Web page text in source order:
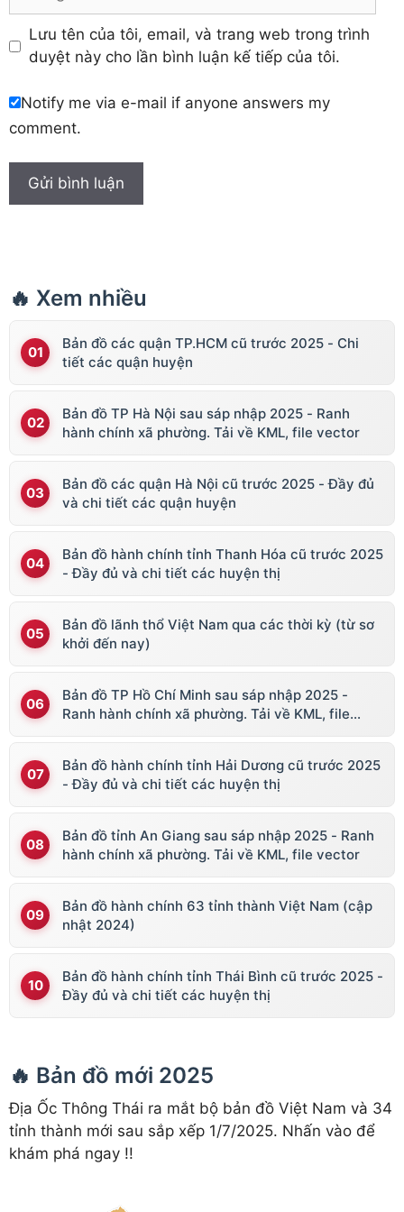
Lưu tên của tôi, email, và trang web trong trình
duyệt này cho lần bình luận kế tiếp của tôi.
Notify me via e-mail if anyone answers my
comment.
🔥 Xem nhiều
Bản đồ các quận TP.HCM cũ trước 2025 - Chi
tiết các quận huyện
Bản đồ TP Hà Nội sau sáp nhập 2025 - Ranh
hành chính xã phường. Tải về KML, file vector
Bản đồ các quận Hà Nội cũ trước 2025 - Đầy đủ
và chi tiết các quận huyện
Bản đồ hành chính tỉnh Thanh Hóa cũ trước 2025
- Đầy đủ và chi tiết các huyện thị
Bản đồ lãnh thổ Việt Nam qua các thời kỳ (từ sơ
khởi đến nay)
Bản đồ TP Hồ Chí Minh sau sáp nhập 2025 -
Ranh hành chính xã phường. Tải về KML, file
Bản đồ hành chính tỉnh Hải Dương cũ trước 2025
- Đầy đủ và chi tiết các huyện thị
Bản đồ tỉnh An Giang sau sáp nhập 2025 - Ranh
hành chính xã phường. Tải về KML, file vector
Bản đồ hành chính 63 tỉnh thành Việt Nam (cập
nhật 2024)
Bản đồ hành chính tỉnh Thái Bình cũ trước 2025 -
Đầy đủ và chi tiết các huyện thị
🔥 Bản đồ mới 2025
Địa Ốc Thông Thái ra mắt bộ bản đồ Việt Nam và 34
tỉnh thành mới sau sắp xếp 1/7/2025. Nhấn vào để
khám phá ngay !!